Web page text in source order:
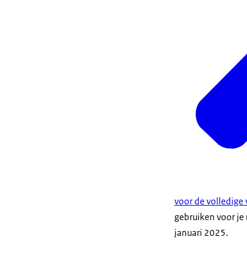
voor de volledige
gebruiken voor je
januari 2025.